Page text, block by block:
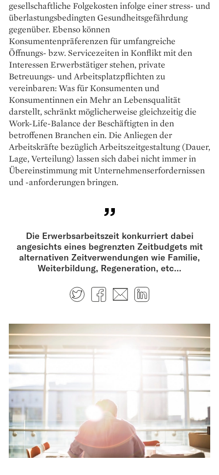
gesellschaftliche Folgekosten infolge einer stress- und
überlastungsbedingten Gesundheitsgefährdung
gegenüber. Ebenso können
Konsumentenpräferenzen für umfangreiche
Öffnungs- bzw. Servicezeiten in Konflikt mit den
Interessen Erwerbstätiger stehen, private
Betreuungs- und Arbeitsplatzpflichten zu
vereinbaren: Was für Konsumenten und
Konsumentinnen ein Mehr an Lebensqualität
darstellt, schränkt möglicherweise gleichzeitig die
Work-Life-Balance der Beschäftigten in den
betroffenen Branchen ein. Die Anliegen der
Arbeitskräfte bezüglich Arbeitszeitgestaltung (Dauer,
Lage, Verteilung) lassen sich dabei nicht immer in
Übereinstimmung mit Unternehmenserfordernissen
und -anforderungen bringen.
Die Erwerbsarbeitszeit konkurriert dabei
angesichts eines begrenzten Zeitbudgets mit
alternativen Zeitverwendungen wie Familie,
Weiterbildung, Regeneration, etc…
TwitterFacebook
E-mail